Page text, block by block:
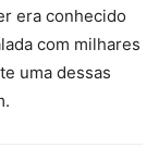
era conhecido
com milhares
uma dessas